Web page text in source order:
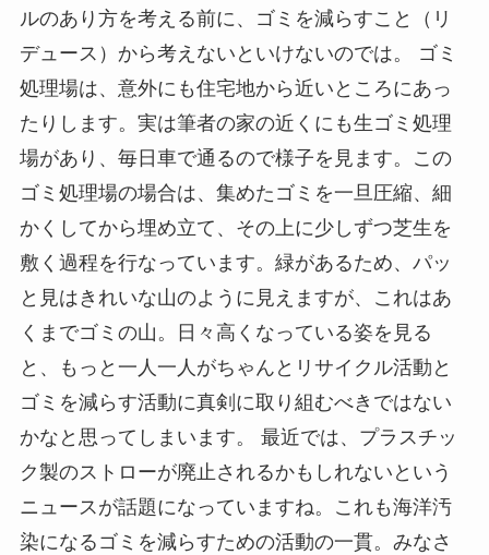
ルのあり方を考える前に、ゴミを減らすこと（リ
デュース）から考えないといけないのでは。 ゴミ
処理場は、意外にも住宅地から近いところにあっ
たりします。実は筆者の家の近くにも生ゴミ処理
場があり、毎日車で通るので様子を見ます。この
ゴミ処理場の場合は、集めたゴミを一旦圧縮、細
かくしてから埋め立て、その上に少しずつ芝生を
敷く過程を行なっています。緑があるため、パッ
と見はきれいな山のように見えますが、これはあ
くまでゴミの山。日々高くなっている姿を見る
と、もっと一人一人がちゃんとリサイクル活動と
ゴミを減らす活動に真剣に取り組むべきではない
かなと思ってしまいます。 最近では、プラスチッ
ク製のストローが廃止されるかもしれないという
ニュースが話題になっていますね。これも海洋汚
染になるゴミを減らすための活動の一貫。みなさ